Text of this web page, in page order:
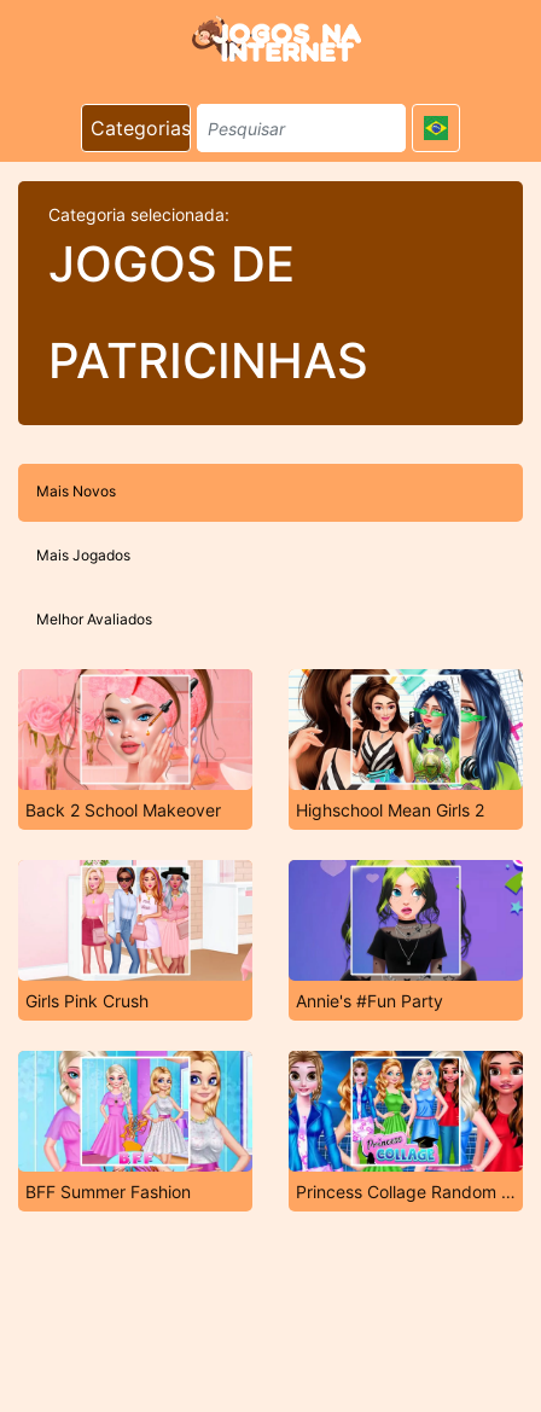
Categorias
Categoria selecionada:
JOGOS DE
PATRICINHAS
Mais Novos
Mais Jogados
Melhor Avaliados
Back 2 School Makeover Highschool Mean Girls 2
Girls Pink Crush Annie's #Fun Party
BFF Summer Fashion Princess Collage Random Day